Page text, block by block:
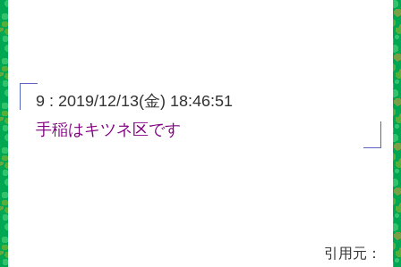
9 : 2019/12/13(金) 18:46:51
手稲はキツネ区です
引用元：